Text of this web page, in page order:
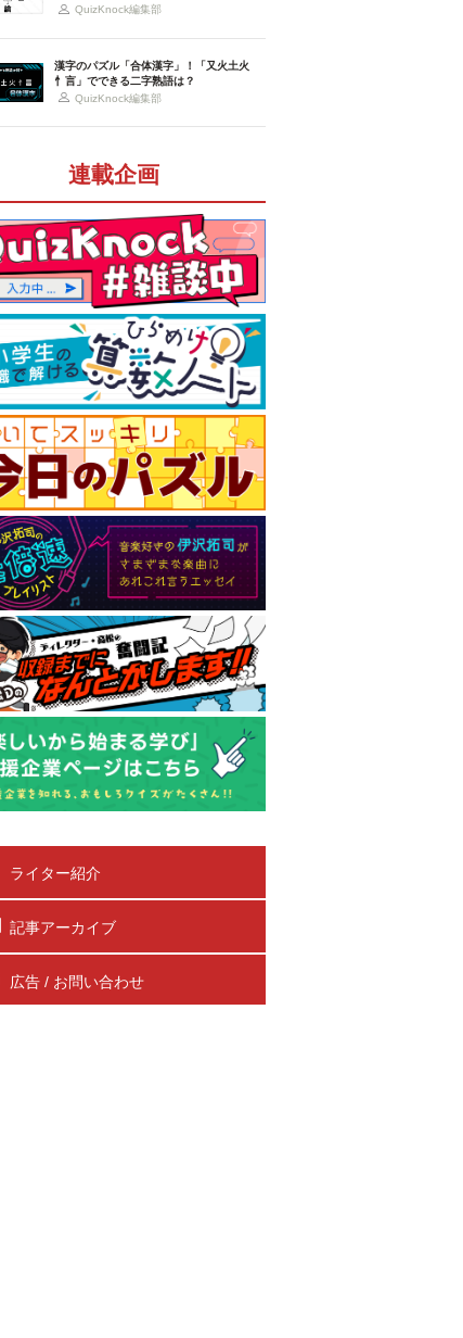
QuizKnock編集部
漢字のパズル「合体漢字」！「又火土火
忄言」でできる二字熟語は？
QuizKnock編集部
連載企画
ライター紹介
記事アーカイブ
広告 / お問い合わせ